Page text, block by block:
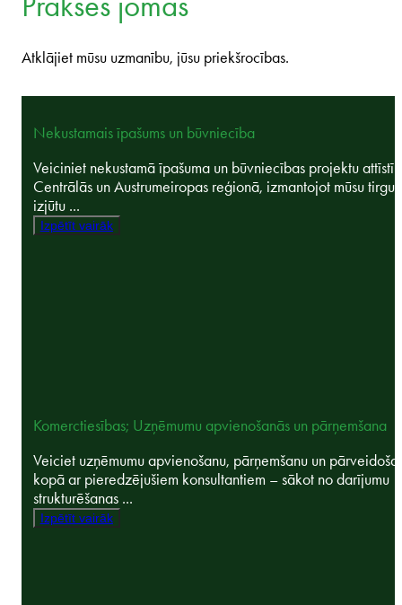
Atklājiet mūsu uzmanību, jūsu priekšrocības.
Nekustamais īpašums un būvniecība
Veiciniet nekustamā īpašuma un būvniecības projektu
Centrālās un Austrumeiropas reģionā, izmantojot mūsu tirgus
izjūtu ...
Izpētīt vairāk
Komerctiesības; Uzņēmumu apvienošanās un pārņemšana
Veiciet uzņēmumu apvienošanu, pārņemšanu un
kopā ar pieredzējušiem konsultantiem – sākot no darījumu
strukturēšanas ...
Izpētīt vairāk